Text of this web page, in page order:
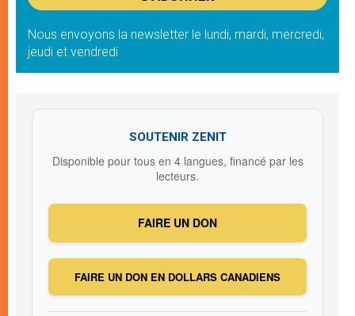
Nous envoyons la newsletter le lundi, mardi, mercredi,
jeudi et vendredi
SOUTENIR ZENIT
Disponible pour tous en 4 langues, financé par les
lecteurs.
FAIRE UN DON
FAIRE UN DON EN DOLLARS CANADIENS